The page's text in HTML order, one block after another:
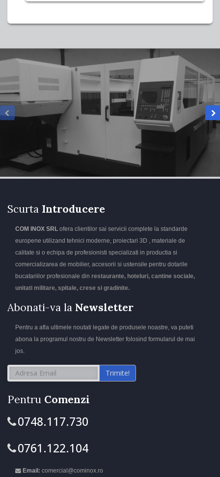
Scurta Introducere
COM INOX SRL ofera clientilor sai servicii complete la standarde
europene utilizand tehnici moderne, proiectari 3D , materiale de
calitate si o echipa de profesionisti specializati in productia si
comercializarea de mobilier, accesorii si ustensile pentru dotarile
bucatariilor profesionale din restaurante, hoteluri, cantine sociale,
unitati militare, spitale, crese si gradinite.
Abonati-va la Newsletter
Pentru a afla ultimele noutati legate de produsele noastre, va puteti
abona la programul nostru de Newsletter folosind formularul de mai
jos.
Trimite!
Pentru Comenzi
0748.117.730
0761.122.104
Email: comercial@cominox.ro